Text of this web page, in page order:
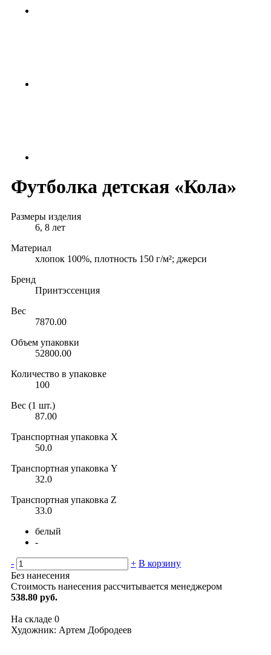
Футболка детская «Кола»
Размеры изделия
6, 8 лет
Материал
хлопок 100%, плотность 150 г/м²; джерси
Бренд
Принтэссенция
Вес
7870.00
Объем упаковки
52800.00
Количество в упаковке
100
Вес (1 шт.)
87.00
Транспортная упаковка X
50.0
Транспортная упаковка Y
32.0
Транспортная упаковка Z
33.0
белый
-
- + В корзину
Без нанесения
Стоимость нанесения рассчитывается менеджером
538.80 руб.
На складе 0
Художник: Артем Добродеев